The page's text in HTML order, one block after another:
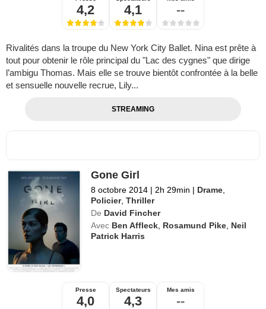
4,2 4,1 --
Rivalités dans la troupe du New York City Ballet. Nina est prête à
tout pour obtenir le rôle principal du "Lac des cygnes" que dirige
l’ambigu Thomas. Mais elle se trouve bientôt confrontée à la belle
et sensuelle nouvelle recrue, Lily...
STREAMING
Gone Girl
8 octobre 2014 | 2h 29min | Drame
Policier,Thriller
De David Fincher
Avec Ben Affleck Rosamund Pike Neil
Patrick Harris
Presse
4,0
Spectateurs
4,3
Mes amis
--